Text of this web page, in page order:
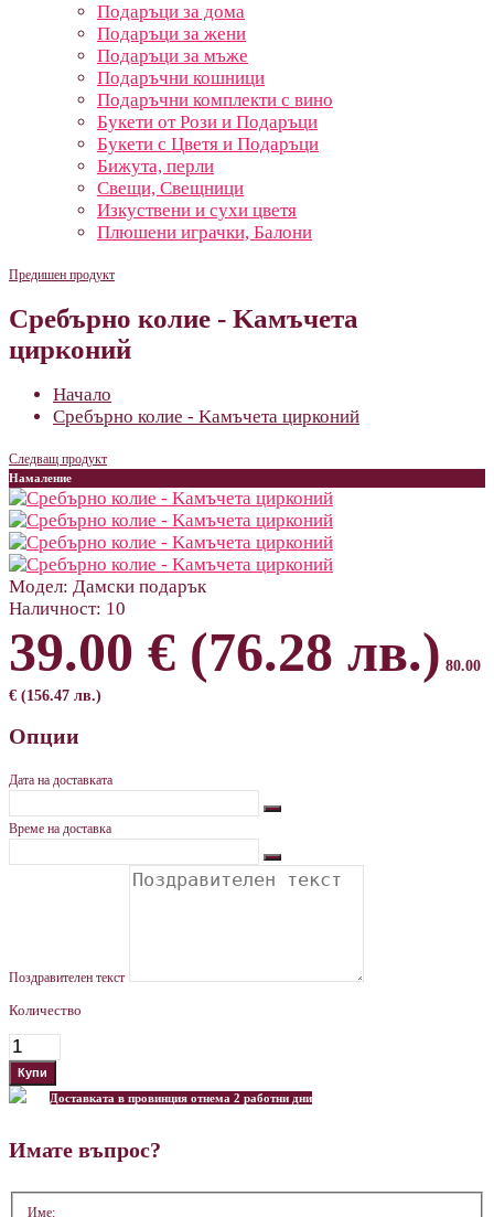
Подаръци за дома
Подаръци за жени
Подаръци за мъже
Подаръчни кошници
Подаръчни комплекти с вино
Букети от Рози и Подаръци
Букети с Цветя и Подаръци
Бижута, перли
Свещи, Свещници
Изкуствени и сухи цветя
Плюшени играчки, Балони
Предишен продукт
Сребърно колие - Kамъчета
цирконий
Начало
Сребърно колие - Kамъчета цирконий
Следващ продукт
Намаление
Модел: Дамски подарък
Наличност: 10
39.00 € (76.28 лв.) 80.00
€ (156.47 лв.)
Опции
Дата на доставката
Време на доставка
Поздравителен текст
Количество
Доставката в провинция отнема 2 работни дни
Имате въпрос?
Име: